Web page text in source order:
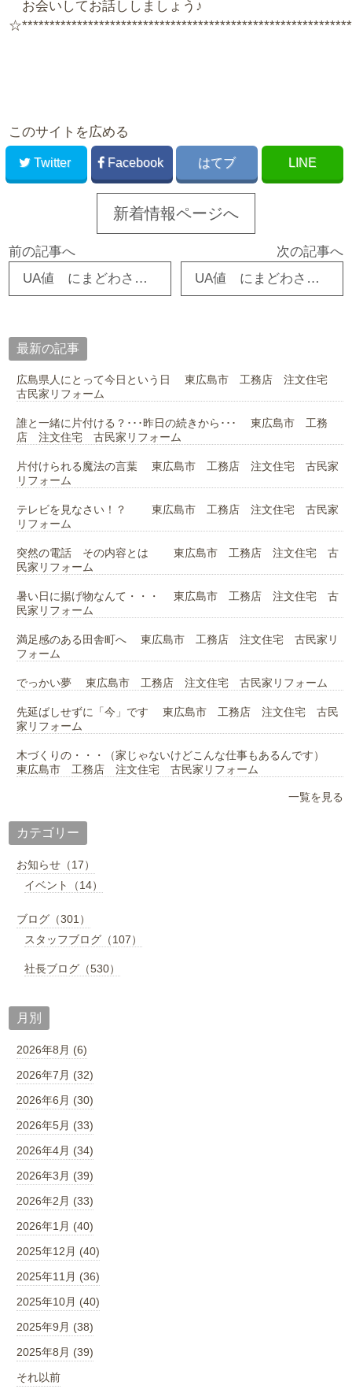
お会いしてお話ししましょう♪
このサイトを広める
Twitter Facebook はてブ LINE
新着情報ページへ
前の記事へ
UA値 にまどわされない！（夏の場合） 東広島市 注文住宅 新築・リフォーム・リノベーション
次の記事へ
UA値 にまどわされない（冬の場合） 東広島市 注文住宅 新築・リフォーム・リノベーション
最新の記事
広島県人にとって今日という日 東広島市 工務店 注文住宅
古民家リフォーム
誰と一緒に片付ける？･･･昨日の続きから･･･ 東広島市 工務
店 注文住宅 古民家リフォーム
片付けられる魔法の言葉 東広島市 工務店 注文住宅 古民家
リフォーム
テレビを見なさい！？ 東広島市 工務店 注文住宅 古民家
リフォーム
突然の電話 その内容とは 東広島市 工務店 注文住宅 古
民家リフォーム
暑い日に揚げ物なんて・・・ 東広島市 工務店 注文住宅 古
民家リフォーム
満足感のある田舎町へ 東広島市 工務店 注文住宅 古民家リ
フォーム
でっかい夢 東広島市 工務店 注文住宅 古民家リフォーム
先延ばしせずに「今」です 東広島市 工務店 注文住宅 古民
家リフォーム
木づくりの・・・（家じゃないけどこんな仕事もあるんです）
東広島市 工務店 注文住宅 古民家リフォーム
一覧を見る
カテゴリー
お知らせ（17）
イベント（14）
ブログ（301）
スタッフブログ（107）
社長ブログ（530）
月別
2026年8月 (6)
2026年7月 (32)
2026年6月 (30)
2026年5月 (33)
2026年4月 (34)
2026年3月 (39)
2026年2月 (33)
2026年1月 (40)
2025年12月 (40)
2025年11月 (36)
2025年10月 (40)
2025年9月 (38)
2025年8月 (39)
それ以前